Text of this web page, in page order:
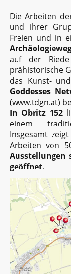
Die Arbeiten
und ihrer
Freien und in
auf der
prähistorische
das Kunst-
Goddesses
(www.tdgn.at)
In Obritz 152
einem
Insgesamt
Arbeiten von
Ausstellungen
geöffnet.